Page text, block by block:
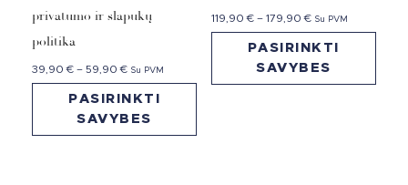
privatumo ir slapukų
politika
39,90€ – 59,90€ Su PVM
PASIRINKTI
SAVYBES
119,90€ – 179,90€ Su PVM
PASIRINKTI
SAVYBES